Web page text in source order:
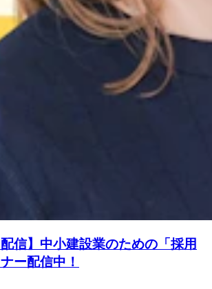
配信】中小建設業のための「採用
ー配信中！